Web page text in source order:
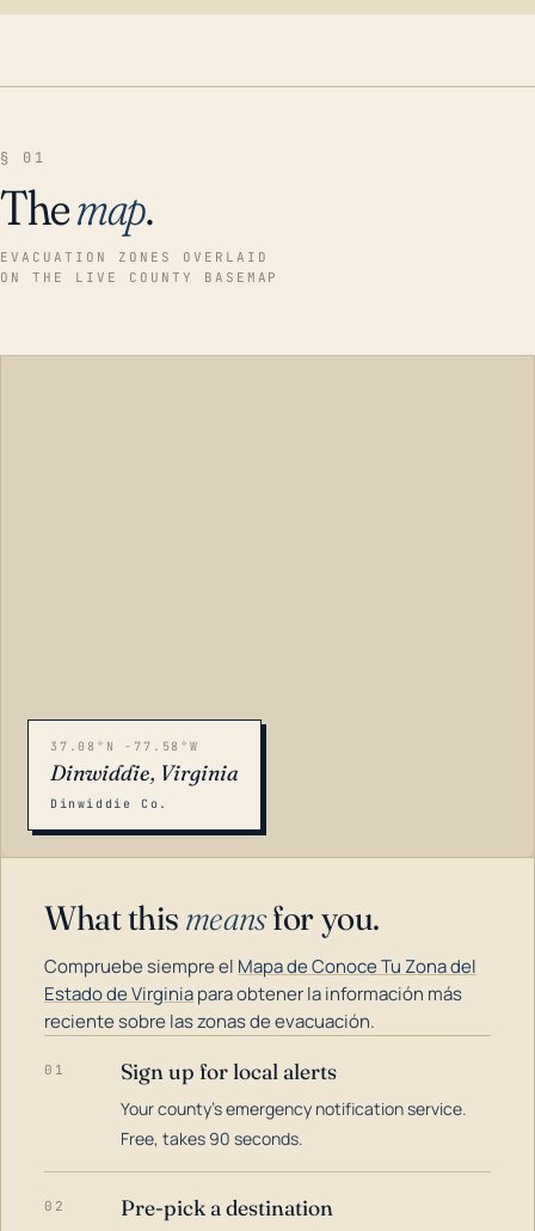
§ 01
Themap.
EVACUATION ZONES OVERLAID
ON THE LIVE COUNTY BASEMAP
37.08°N -77.58°W
Dinwiddie, Virginia
Dinwiddie Co.
What this meansfor you.
Compruebe siempre el Mapa de Conoce Tu Zona del
Estado de Virginiapara obtener la información más
reciente sobre las zonas de evacuación.
01 Sign up for local alerts
Your county's emergency notification service.
Free, takes 90 seconds.
02 Pre-pick a destination